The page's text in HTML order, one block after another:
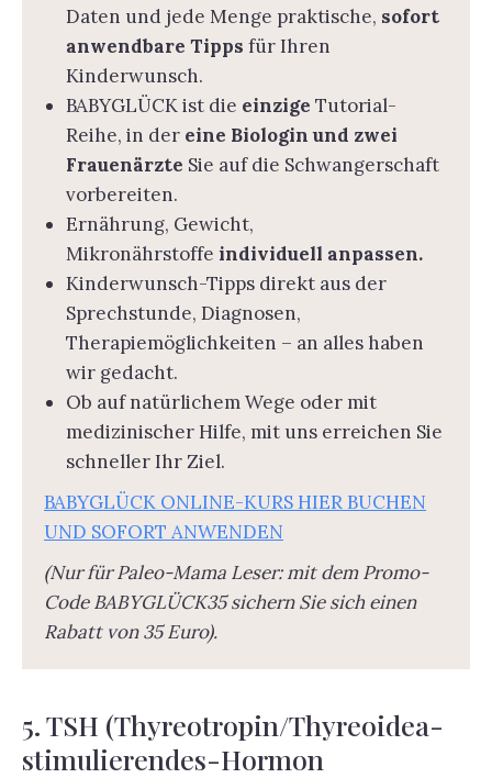
Daten und jede Menge praktische, sofort
anwendbare Tipps für Ihren
Kinderwunsch.
BABYGLÜCK ist die einzige Tutorial-
Reihe, in der eine Biologin und zwei
Frauenärzte Sie auf die Schwangerschaft
vorbereiten.
Ernährung, Gewicht,
Mikronährstoffe individuell anpassen.
Kinderwunsch-Tipps direkt aus der
Sprechstunde, Diagnosen,
Therapiemöglichkeiten – an alles haben
wir gedacht.
Ob auf natürlichem Wege oder mit
medizinischer Hilfe, mit uns erreichen Sie
schneller Ihr Ziel.
BABYGLÜCK ONLINE-KURS HIER BUCHEN
UND SOFORT ANWENDEN
(Nur für Paleo-Mama Leser: mit dem Promo-
Code BABYGLÜCK35 sichern Sie sich einen
Rabatt von 35 Euro).
5. TSH (Thyreotropin/Thyreoidea-
stimulierendes-Hormon